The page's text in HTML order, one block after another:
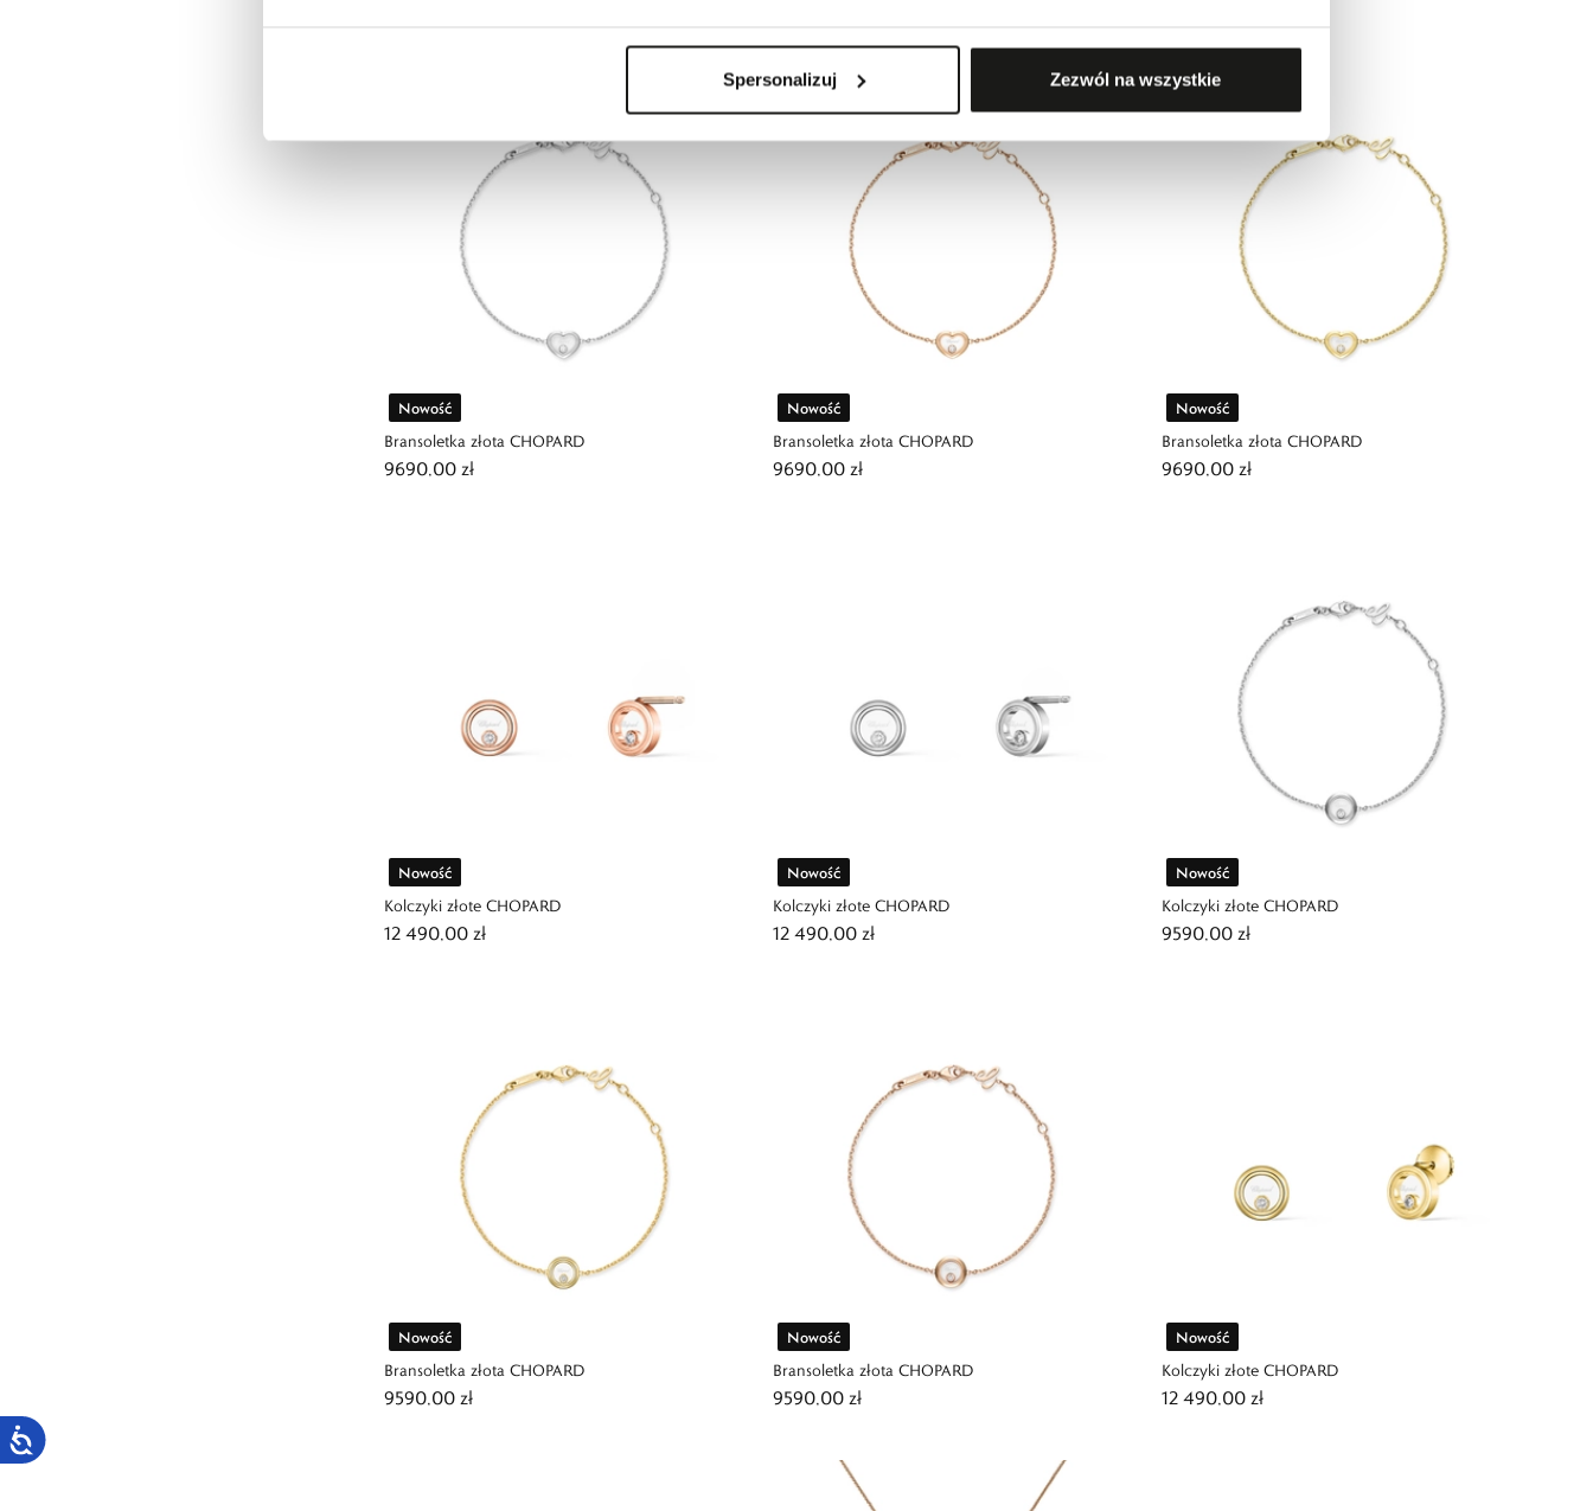
Spersonalizuj Zezwól na wszystkie
Nowość
Bransoletka złota CHOPARD
9690,00 zł
Nowość
Bransoletka złota CHOPARD
9690,00 zł
Nowość
Bransoletka złota CHOPARD
9690,00 zł
Nowość
Kolczyki złote CHOPARD
12 490,00 zł
Nowość
Kolczyki złote CHOPARD
12 490,00 zł
Nowość
Kolczyki złote CHOPARD
9590,00 zł
Nowość
Bransoletka złota CHOPARD
9590,00 zł
Nowość
Bransoletka złota CHOPARD
9590,00 zł
Nowość
Kolczyki złote CHOPARD
12 490,00 zł